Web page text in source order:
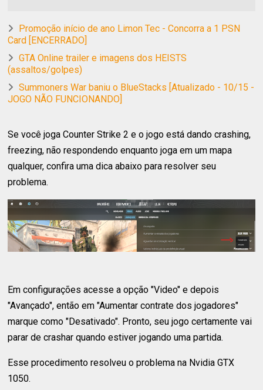
Promoção início de ano Limon Tec - Concorra a 1 PSN
Card [ENCERRADO]
GTA Online trailer e imagens dos HEISTS
(assaltos/golpes)
Summoners War baniu o BlueStacks [Atualizado - 10/15 -
JOGO NÃO FUNCIONANDO]
Se você joga Counter Strike 2 e o jogo está dando crashing,
freezing, não respondendo enquanto joga em um mapa
qualquer, confira uma dica abaixo para resolver seu
problema.
Em configurações acesse a opção "Video" e depois
"Avançado", então em "Aumentar contrate dos jogadores"
marque como "Desativado". Pronto, seu jogo certamente vai
parar de crashar quando estiver jogando uma partida.
Esse procedimento resolveu o problema na Nvidia GTX
1050.